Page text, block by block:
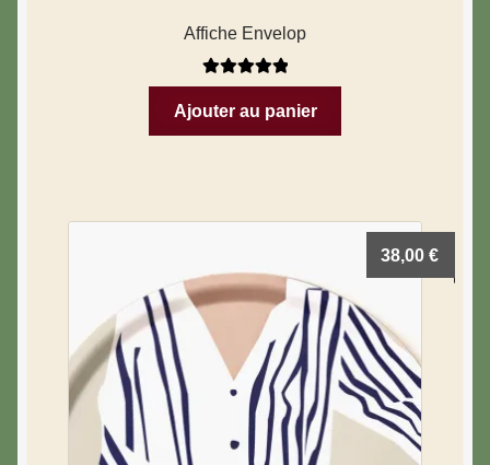
Affiche Envelop
Note5.00sur
5
Ajouter au panier
38,00€